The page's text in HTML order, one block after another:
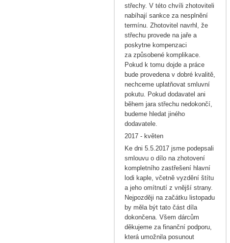
střechy. V této chvíli zhotoviteli
nabíhají sankce za nesplnění
termínu. Zhotovitel navrhl, že
střechu provede na jaře a
poskytne kompenzaci
za způsobené komplikace.
Pokud k tomu dojde a práce
bude provedena v dobré kvalitě,
nechceme uplatňovat smluvní
pokutu. Pokud dodavatel ani
během jara střechu nedokončí,
budeme hledat jiného
dodavatele.
2017 - květen
Ke dni 5.5.2017 jsme podepsali
smlouvu o dílo na zhotovení
kompletního zastřešení hlavní
lodi kaple, včetně vyzdění štítu
a jeho omítnutí z vnější strany.
Nejpozději na začátku listopadu
by měla být tato část díla
dokončena. Všem dárcům
děkujeme za finanční podporu,
která umožnila posunout